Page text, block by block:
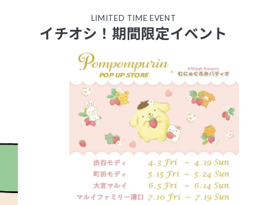
LIMITED TIME EVENT
イチオシ！期間限定イベント